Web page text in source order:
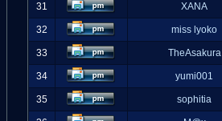
31 XANA
32 miss lyoko
33 TheAsakura
34 yumi001
35 sophitia